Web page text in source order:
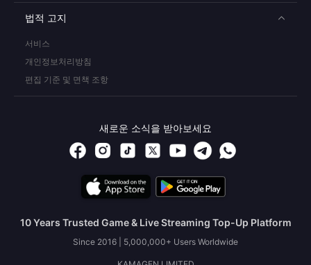
법적 고지
서비스
개인정보처리방침
편집 기준 및 면책 조항
새로운 소식을 받아보세요
10 Years Trusted Game & Live Streaming Top-Up Platform
Since 2016 | 5,000,000+ Users Worldwide